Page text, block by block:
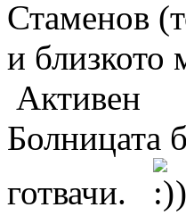
Стаменов
и близкото
Активен
Болницата
готвачи.